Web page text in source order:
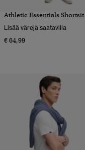
Athletic Essentials Shortsit
Lisää värejä saatavilla
€ 64,99